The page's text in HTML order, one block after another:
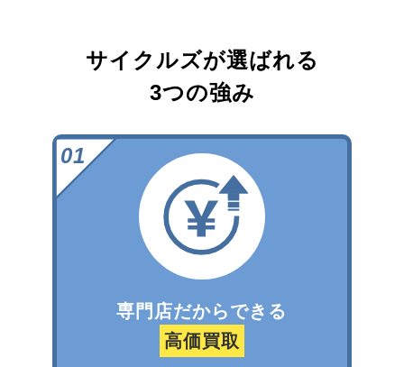
サイクルズが選ばれる
3つの強み
専門店だからできる
高価買取